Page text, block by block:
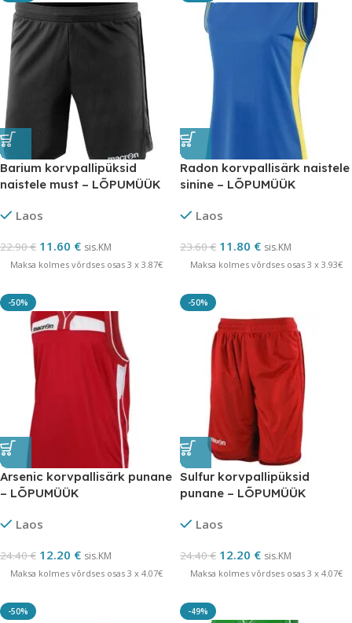
Barium korvpallipüksid
naistele must – LÕPUMÜÜK
Laos
22.90€ 11.60 € sis.KM
Maksa kolmes võrdses osas 3 x 3.87€
Radon korvpallisärk naistele
sinine – LÕPUMÜÜK
Laos
23.60€ 11.80 € sis.KM
Maksa kolmes võrdses osas 3 x 3.93€
-50%
Arsenic korvpallisärk punane
– LÕPUMÜÜK
Laos
24.40€ 12.20 € sis.KM
Maksa kolmes võrdses osas 3 x 4.07€
-50%
Sulfur korvpallipüksid
punane – LÕPUMÜÜK
Laos
24.40€ 12.20 € sis.KM
Maksa kolmes võrdses osas 3 x 4.07€
-50% -49%